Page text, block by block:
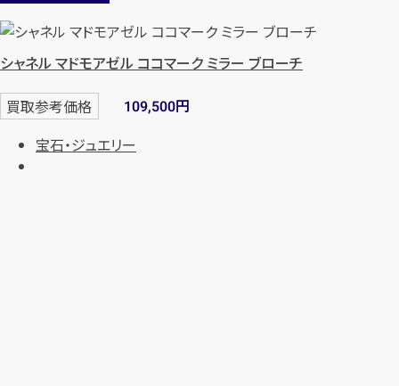
シャネル マドモアゼル ココマーク ミラー ブローチ
買取参考価格 109,500円
宝石・ジュエリー